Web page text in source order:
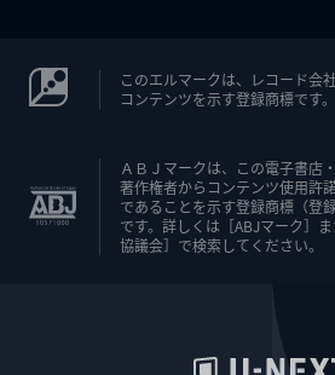
このエルマークは、レコード会
コンテンツを示す登録商標です
ＡＢＪマークは、この電子書店
著作権者からコンテンツ使用許
であることを示す登録商標（登
です。詳しくは［ABJマーク］
協議会］で検索してください。